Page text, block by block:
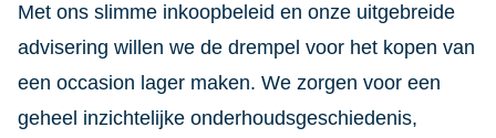
Met ons slimme inkoopbeleid en onze uitgebreide
advisering willen we de drempel voor het kopen van
een occasion lager maken. We zorgen voor een
geheel inzichtelijke onderhoudsgeschiedenis,